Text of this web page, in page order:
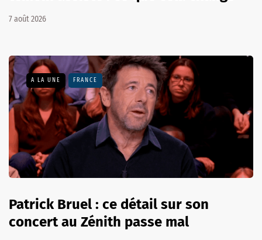
7 août 2026
A LA UNE FRANCE
Patrick Bruel : ce détail sur son
concert au Zénith passe mal